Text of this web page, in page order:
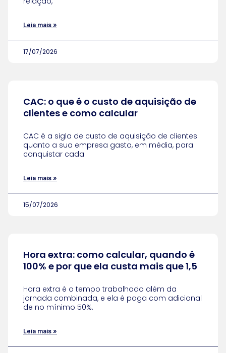
Leia mais »
17/07/2026
CAC: o que é o custo de aquisição de
clientes e como calcular
CAC é a sigla de custo de aquisição de clientes:
quanto a sua empresa gasta, em média, para
conquistar cada
Leia mais »
15/07/2026
Hora extra: como calcular, quando é
100% e por que ela custa mais que 1,5
Hora extra é o tempo trabalhado além da
jornada combinada, e ela é paga com adicional
de no mínimo 50%.
Leia mais »